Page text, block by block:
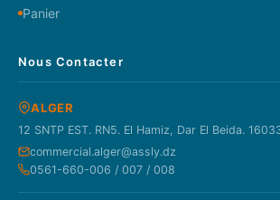
Panier
Nous Contacter
ALGER
12 SNTP EST. RN5. El Hamiz, Dar El Beida.
commercial.alger@assly.dz
0561-660-006 / 007 / 008